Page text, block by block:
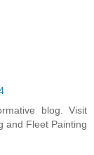
blog. Visit
and Fleet Painting